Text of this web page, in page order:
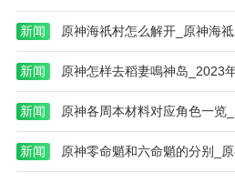
新闻 原神海祇村怎么解开_原神海
新闻 原神怎样去稻妻鳴神岛_2023
新闻 原神各周本材料对应角色一览
新闻 原神零命魈和六命魈的分别_